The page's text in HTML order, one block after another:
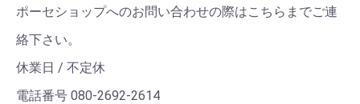
ポーセショップへのお問い合わせの際はこちらまでご連
絡下さい。
休業日 / 不定休
電話番号 080-2692-2614